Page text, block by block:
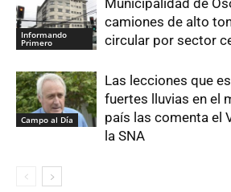
Informando
Primero
Municipalidad de
camiones de alto
circular por sector
Campo al Día
Las lecciones que
fuertes lluvias en el
país las comenta el
la SNA